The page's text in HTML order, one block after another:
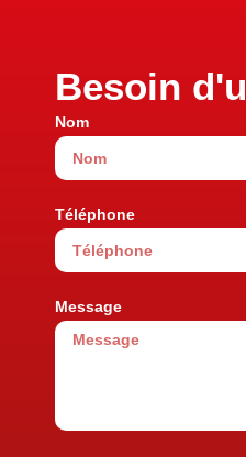
Besoin
Nom
Téléphone
Message